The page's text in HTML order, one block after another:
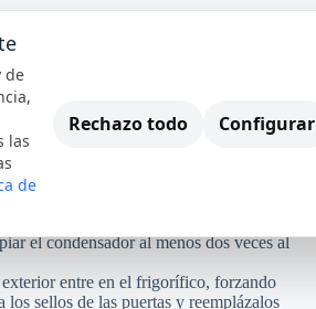
Identificar estos factores no
proporcionará soluciones prácticas
la circulación de aire es limitada o
de que haya suficiente espacio
las rejillas o ventiladores están
Revisa y limpia regularmente
Si está cubierto de polvo o
el condensador al menos dos veces al
entre en el frigorífico, forzando
los sellos de las puertas y reemplázalos
de
las
de
Rechazo todo Configurar